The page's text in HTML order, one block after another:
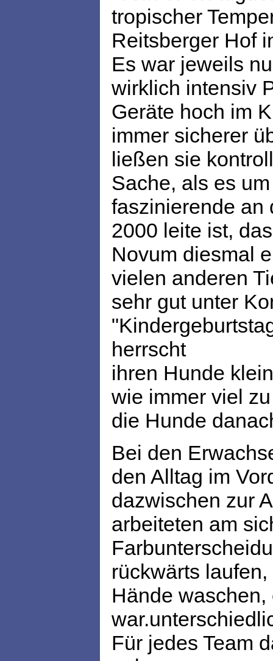
tropischer
Reitsberger Hof
Es war jeweils
wirklich intensiv
Geräte hoch im
immer sicherer
ließen sie
Sache, als es
faszinierende an
2000 leite ist,
Novum diesmal
vielen anderen
sehr gut unter
herrscht
ihren Hunde
wie immer viel
die Hunde
Bei den
den Alltag im
dazwischen zur
arbeiteten am
rückwärts
Hände
Für jedes Team